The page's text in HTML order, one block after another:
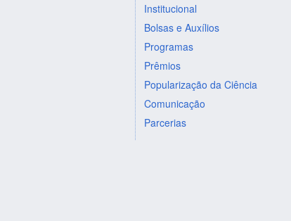
Institucional
Bolsas e Auxílios
Programas
Prêmios
Popularização da Ciência
Comunicação
Parcerias